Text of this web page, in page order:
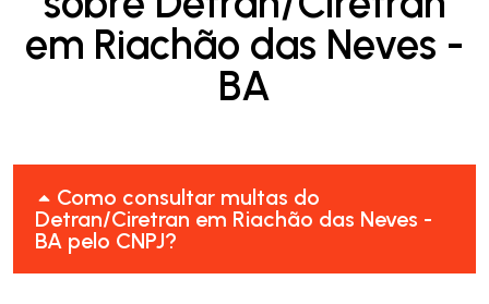
em Riachão das Neves -
BA
Como consultar multas do
Detran/Ciretran em Riachão das Neves -
BA pelo CNPJ?